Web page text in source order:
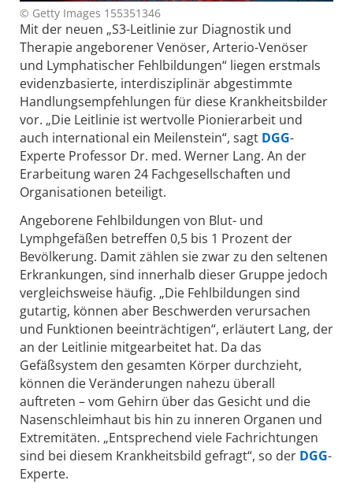
© Getty Images 155351346
Mit der neuen „S3-Leitlinie zur Diagnostik und
Therapie angeborener Venöser, Arterio-Venöser
und Lymphatischer Fehlbildungen“ liegen erstmals
evidenzbasierte, interdisziplinär abgestimmte
Handlungsempfehlungen für diese Krankheitsbilder
vor. „Die Leitlinie ist wertvolle Pionierarbeit und
auch international ein Meilenstein“, sagt DGG-
Experte Professor Dr. med. Werner Lang. An der
Erarbeitung waren 24 Fachgesellschaften und
Organisationen beteiligt.
Angeborene Fehlbildungen von Blut- und
Lymphgefäßen betreffen 0,5 bis 1 Prozent der
Bevölkerung. Damit zählen sie zwar zu den seltenen
Erkrankungen, sind innerhalb dieser Gruppe jedoch
vergleichsweise häufig. „Die Fehlbildungen sind
gutartig, können aber Beschwerden verursachen
und Funktionen beeinträchtigen“, erläutert Lang, der
an der Leitlinie mitgearbeitet hat. Da das
Gefäßsystem den gesamten Körper durchzieht,
können die Veränderungen nahezu überall
auftreten – vom Gehirn über das Gesicht und die
Nasenschleimhaut bis hin zu inneren Organen und
Extremitäten. „Entsprechend viele Fachrichtungen
sind bei diesem Krankheitsbild gefragt“, so der DGG-
Experte.